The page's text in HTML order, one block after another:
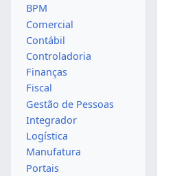
BPM
Comercial
Contábil
Controladoria
Finanças
Fiscal
Gestão de Pessoas
Integrador
Logística
Manufatura
Portais